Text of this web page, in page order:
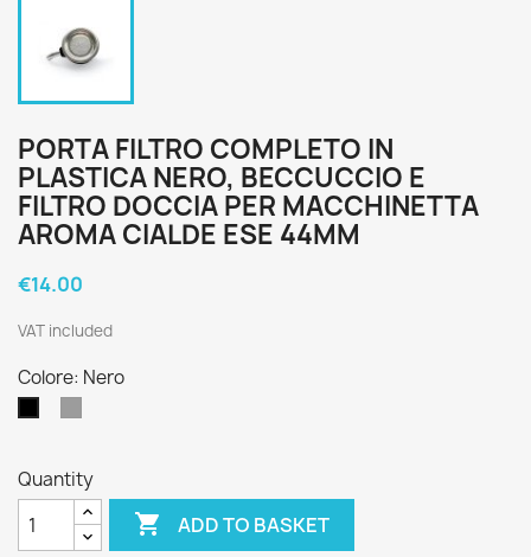
PORTA FILTRO COMPLETO IN
PLASTICA NERO, BECCUCCIO E
FILTRO DOCCIA PER MACCHINETTA
AROMA CIALDE ESE 44MM
€14.00
VAT included
Colore: Nero
Quantity
 ADD TO BASKET